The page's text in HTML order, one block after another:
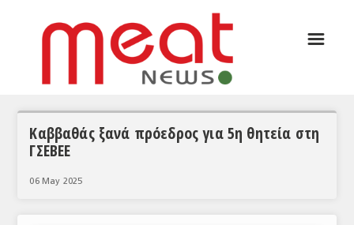
ΣΥΝΕΝΤΕΥΞΕΙΣ
ΘΕΜΑΤΑ
☰
Καββαθάς ξανά πρόεδρος για 5η θητεία στη
ΓΣΕΒΕΕ
06 May 2025